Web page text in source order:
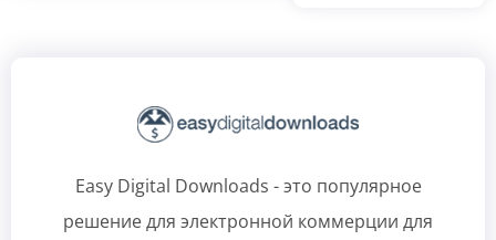
Easy Digital Downloads - это популярное
решение для электронной коммерции для